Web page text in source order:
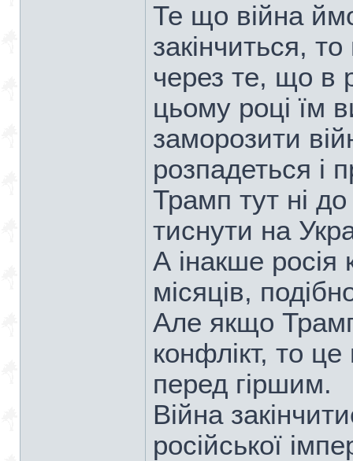
Те що війна
закінчиться,
через те, що в
цьому році їм
заморозити
розпадеться і
Трамп тут ні
тиснути на
А інакше росія
місяців,
Але якщо
конфлікт, то
перед гіршим.
Війна
російської